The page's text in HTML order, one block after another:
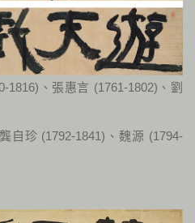
、張惠言 (1761-1802)、劉
自珍 (1792-1841)、魏源 (1794-